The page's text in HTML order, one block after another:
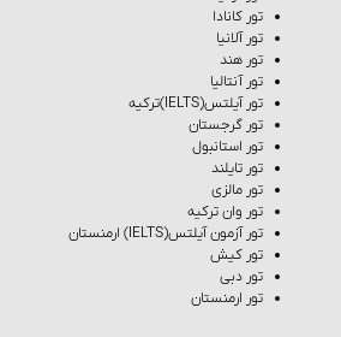
تور کانادا
تور آلانیا
تور هند
تور آنتالیا
تور آیلتس(IELTS)ترکیه
تور گرجستان
تور استانبول
تور تایلند
تور مالزی
تور وان ترکیه
تور آزمون آیلتس(IELTS) ارمنستان
تور کیش
تور دبی
تور ارمنستان